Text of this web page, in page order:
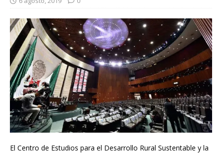
El Centro de Estudios para el Desarrollo Rural Sustentable y la